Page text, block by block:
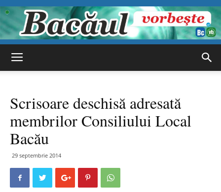
vorbește
Scrisoare deschisă adresată
membrilor Consiliului Local
Bacău
29 septembrie 2014